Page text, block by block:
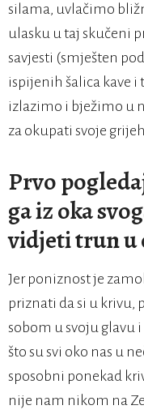
silama, uvlačimo
ulasku u taj skučeni
savjesti (smješten
ispijenih šalica kave
izlazimo i bježimo u
za okupati svoje
Prvo
ga iz oka
vidjeti trun u
Jer poniznost je
priznati da si u krivu,
sobom u svoju glavu
što su svi oko nas u
sposobni ponekad
nije nam nikom na